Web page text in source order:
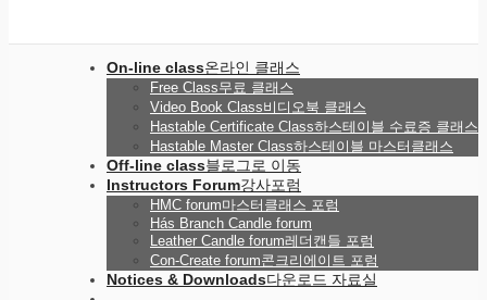
On-line class온라인 클래스
Free Class무료 클래스
Video Book Class비디오북 클래스
Hastable Certificate Class하스테이블 수료증 클래스
Hastable Master Class하스테이블 마스터클래스
Off-line class블로그로 이동
Instructors Forum강사포럼
HMC forum마스터클래스 포럼
Hás Branch Candle forum
Leather Candle forum레더캔들 포럼
Con-Create forum콘크리에이트 포럼
Notices & Downloads다운로드 자료실